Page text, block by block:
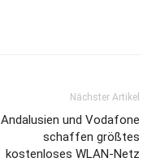
Nächster Artikel
Andalusien und Vodafone
schaffen größtes
kostenloses WLAN-Netz